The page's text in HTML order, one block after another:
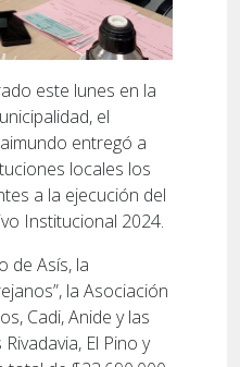
este lunes en la
el
entregó a
locales los
a la ejecución del
Institucional 2024.
de Asís, la
la Asociación
Cadi, Anide y las
El Pino y